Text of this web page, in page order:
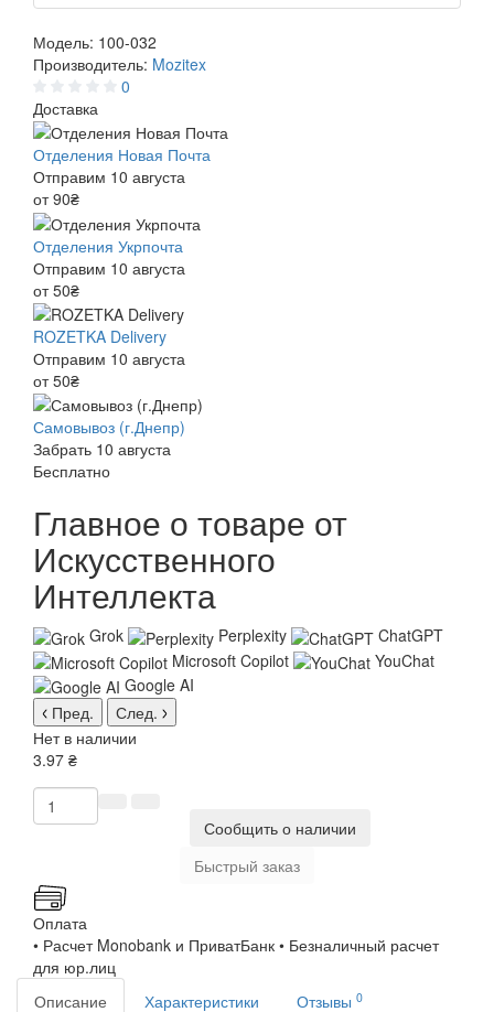
Модель: 100-032
Производитель: Mozitex
0
Доставка
Отделения Новая Почта
Отправим 10 августа
от 90₴
Отделения Укрпочта
Отправим 10 августа
от 50₴
ROZETKA Delivery
Отправим 10 августа
от 50₴
Самовывоз (г.Днепр)
Забрать 10 августа
Бесплатно
Главное о товаре от
Искусственного
Интеллекта
Grok Perplexity
ChatGPT
Microsoft Copilot
YouChat
Google AI
Пред.
След.
Нет в наличии
3.97 ₴
Сообщить о наличии
Быстрый заказ
Оплата
• Расчет Monobank и ПриватБанк • Безналичный расчет
для юр.лиц
Описание
Характеристики Отзывы 0